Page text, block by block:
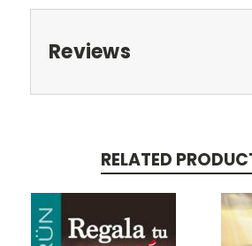
Reviews
RELATED